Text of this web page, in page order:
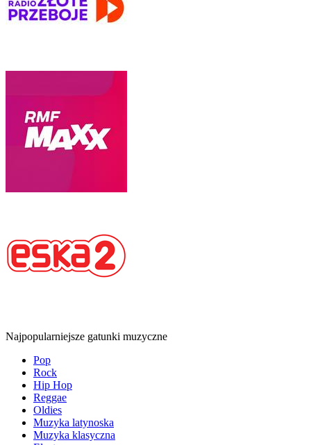
Najpopularniejsze gatunki muzyczne
Pop
Rock
Hip Hop
Reggae
Oldies
Muzyka latynoska
Muzyka klasyczna